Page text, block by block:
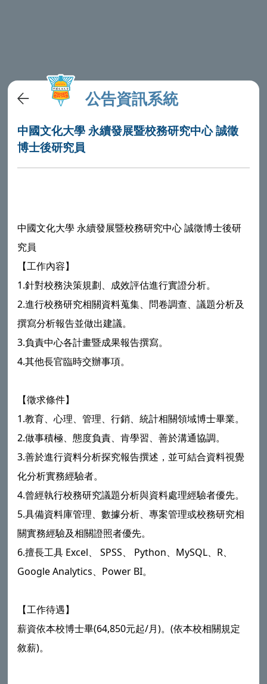
公告資訊系統
中國文化大學 永續發展暨校務研究中心 誠徵
博士後研究員
中國文化大學 永續發展暨校務研究中心 誠徵博士後研
究員
【工作內容】
1.針對校務決策規劃、成效評估進行實證分析。
2.進行校務研究相關資料蒐集、問卷調查、議題分析及
撰寫分析報告並做出建議。
3.負責中心各計畫暨成果報告撰寫。
4.其他長官臨時交辦事項。
【徵求條件】
1.教育、心理、管理、行銷、統計相關領域博士畢業。
2.做事積極、態度負責、肯學習、善於溝通協調。
3.善於進行資料分析探究報告撰述，並可結合資料視覺
化分析實務經驗者。
4.曾經執行校務研究議題分析與資料處理經驗者優先。
5.具備資料庫管理、數據分析、專案管理或校務研究相
關實務經驗及相關證照者優先。
6.擅長工具 Excel、 SPSS、 Python、MySQL、R、
Google Analytics、Power BI。
【工作待遇】
薪資依本校博士畢(64,850元起/月)。(依本校相關規定
敘薪)。